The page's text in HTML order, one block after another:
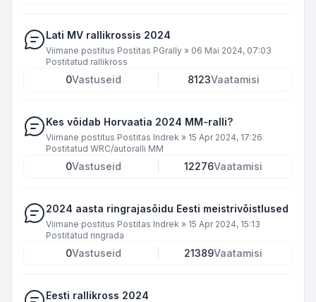
Lati MV rallikrossis 2024
Viimane postitus Postitas PGrally » 06 Mai 2024, 07:03
Postitatud rallikross
0Vastuseid 8123Vaatamisi
Kes võidab Horvaatia 2024 MM-ralli?
Viimane postitus Postitas Indrek » 15 Apr 2024, 17:26
Postitatud WRC/autoralli MM
0Vastuseid 12276Vaatamisi
2024 aasta ringrajasõidu Eesti meistrivõistlused
Viimane postitus Postitas Indrek » 15 Apr 2024, 15:13
Postitatud ringrada
0Vastuseid 21389Vaatamisi
Eesti rallikross 2024